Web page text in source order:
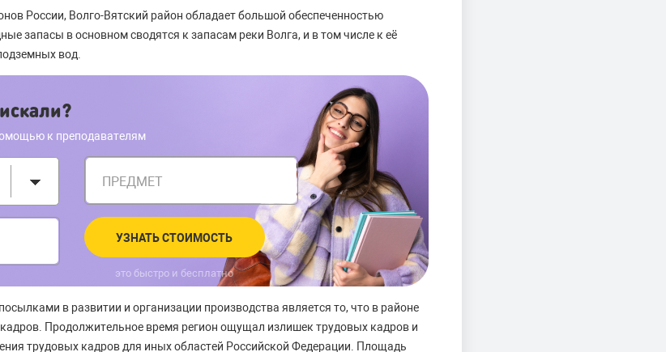
России, Волго-Вятский район обладает большой обеспеченностью
запасы в основном сводятся к запасам реки Волга, и в том числе к её
вод.
к преподавателям
ПРЕДМЕТ
УЗНАТЬ СТОИМОСТЬ
это быстро и бесплатно
в развитии и организации производства является то, что в районе
Продолжительное время регион ощущал излишек трудовых кадров и
трудовых кадров для иных областей Российской Федерации. Площадь